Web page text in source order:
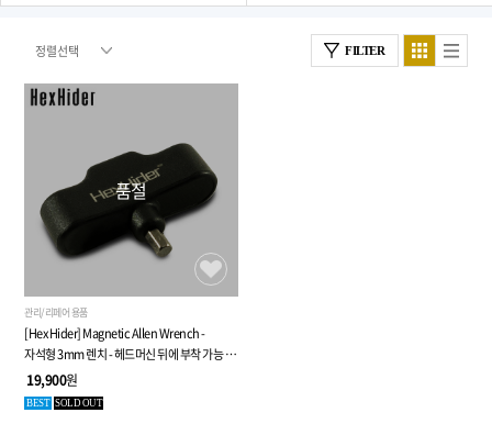
FILTER
품절
관리/리페어 용품
[Hex Hider] Magnetic Allen Wrench -
자석형 3mm 렌치 - 헤드머신 뒤에 부착 가능 -
플로이드로즈 호환
19,900원
BEST SOLD OUT